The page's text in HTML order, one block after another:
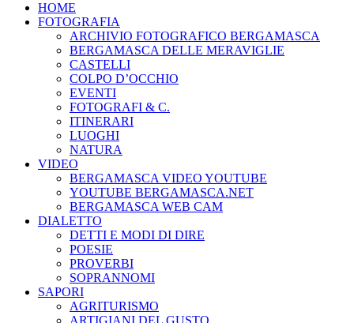
HOME
FOTOGRAFIA
ARCHIVIO FOTOGRAFICO BERGAMASCA
BERGAMASCA DELLE MERAVIGLIE
CASTELLI
COLPO D’OCCHIO
EVENTI
FOTOGRAFI & C.
ITINERARI
LUOGHI
NATURA
VIDEO
BERGAMASCA VIDEO YOUTUBE
YOUTUBE BERGAMASCA.NET
BERGAMASCA WEB CAM
DIALETTO
DETTI E MODI DI DIRE
POESIE
PROVERBI
SOPRANNOMI
SAPORI
AGRITURISMO
ARTIGIANI DEL GUSTO